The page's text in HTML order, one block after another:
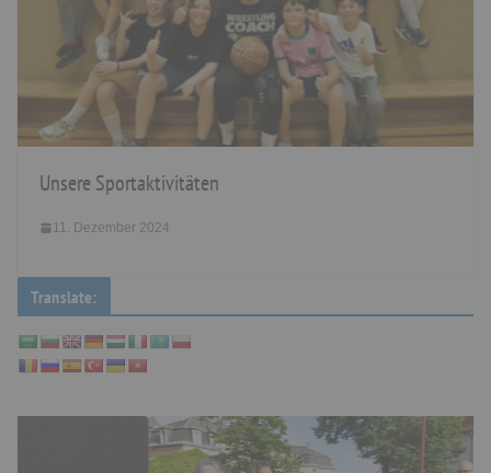
Unsere Sportaktivitäten
11. Dezember 2024
Translate: